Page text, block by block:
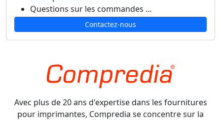
Questions sur les commandes ...
Contactez-nous
Avec plus de 20 ans d'expertise dans les fournitures
pour imprimantes, Compredia se concentre sur la